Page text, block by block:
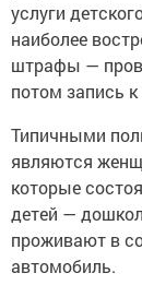
услуги
наиболее
штрафы —
потом запись
Типичными
являются
которые
детей —
проживают в
автомобиль.